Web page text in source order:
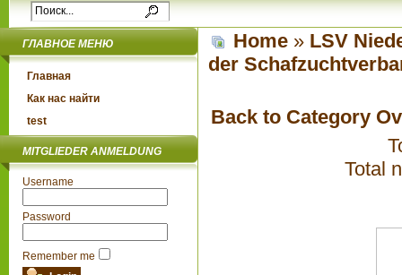
ГЛАВНОЕ МЕНЮ
Главная
Как нас найти
test
MITGLIEDER ANMELDUNG
Username
Password
Remember me
Home » LSV
der
Back to Category
Total